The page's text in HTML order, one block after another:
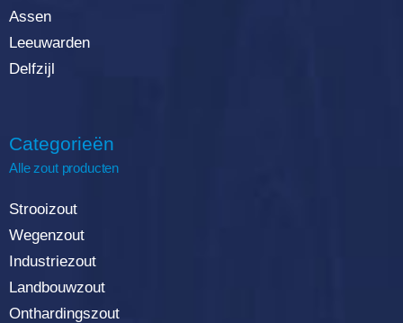
Assen
Leeuwarden
Delfzijl
Categorieën
Alle zout producten
Strooizout
Wegenzout
Industriezout
Landbouwzout
Onthardingszout